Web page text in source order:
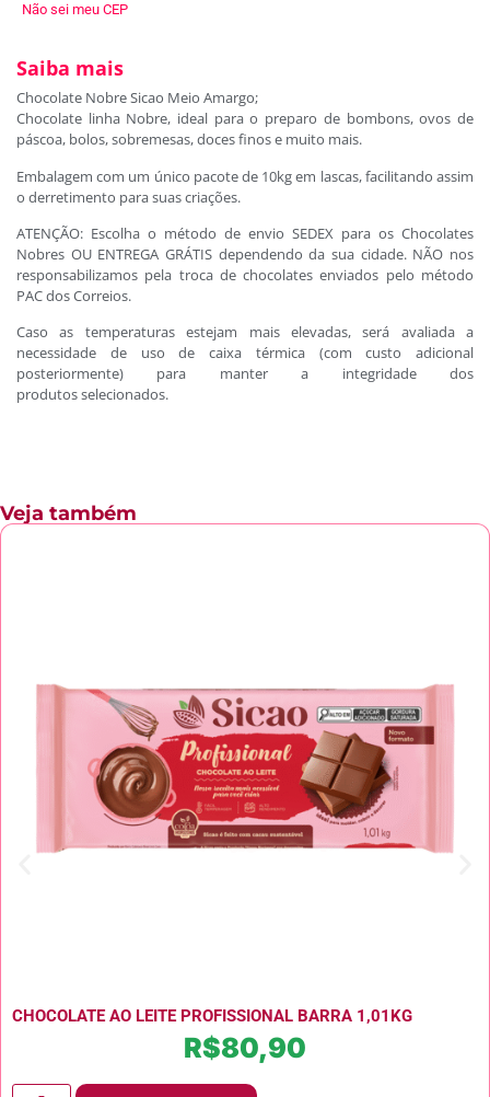
Não sei meu CEP
Saiba mais
Chocolate Nobre Sicao Meio Amargo;
Chocolate linha Nobre, ideal para o preparo de bombons, ovos de
páscoa, bolos, sobremesas, doces finos e muito mais.
Embalagem com um único pacote de 10kg em lascas, facilitando assim
o derretimento para suas criações.
ATENÇÃO: Escolha o método de envio SEDEX para os Chocolates
Nobres OU ENTREGA GRÁTIS dependendo da sua cidade. NÃO nos
responsabilizamos pela troca de chocolates enviados pelo método
PAC dos Correios.
Caso as temperaturas estejam mais elevadas, será avaliada a
necessidade de uso de caixa térmica (com custo adicional
posteriormente) para manter a integridade dos
produtos selecionados.
Veja também
CHOCOLATE AO LEITE PROFISSIONAL BARRA 1,01KG
R$80,90